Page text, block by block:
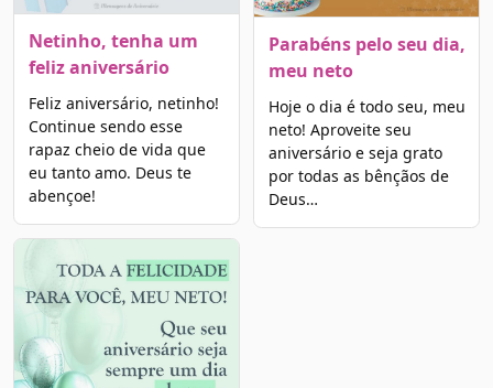
Netinho, tenha um
feliz aniversário
Feliz aniversário, netinho!
Continue sendo esse
rapaz cheio de vida que
eu tanto amo. Deus te
abençoe!
Parabéns pelo seu dia,
meu neto
Hoje o dia é todo seu, meu
neto! Aproveite seu
aniversário e seja grato
por todas as bênçãos de
Deus…